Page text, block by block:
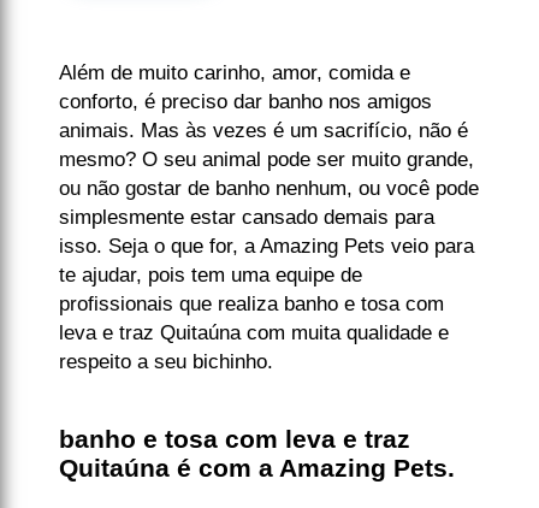
Além de muito carinho, amor, comida e
conforto, é preciso dar banho nos amigos
animais. Mas às vezes é um sacrifício, não é
mesmo? O seu animal pode ser muito grande,
ou não gostar de banho nenhum, ou você pode
simplesmente estar cansado demais para
isso. Seja o que for, a Amazing Pets veio para
te ajudar, pois tem uma equipe de
profissionais que realiza banho e tosa com
leva e traz Quitaúna com muita qualidade e
respeito a seu bichinho.
banho e tosa com leva e traz
Quitaúna é com a Amazing Pets.